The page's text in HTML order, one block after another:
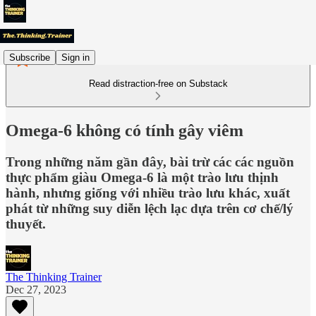
Subscribe Sign in
Read distraction-free on Substack
Omega-6 không có tính gây viêm
Trong những năm gần đây, bài trừ các các nguồn
thực phẩm giàu Omega-6 là một trào lưu thịnh
hành, nhưng giống với nhiều trào lưu khác, xuất
phát từ những suy diễn lệch lạc dựa trên cơ chế/lý
thuyết.
The Thinking Trainer
Dec 27, 2023